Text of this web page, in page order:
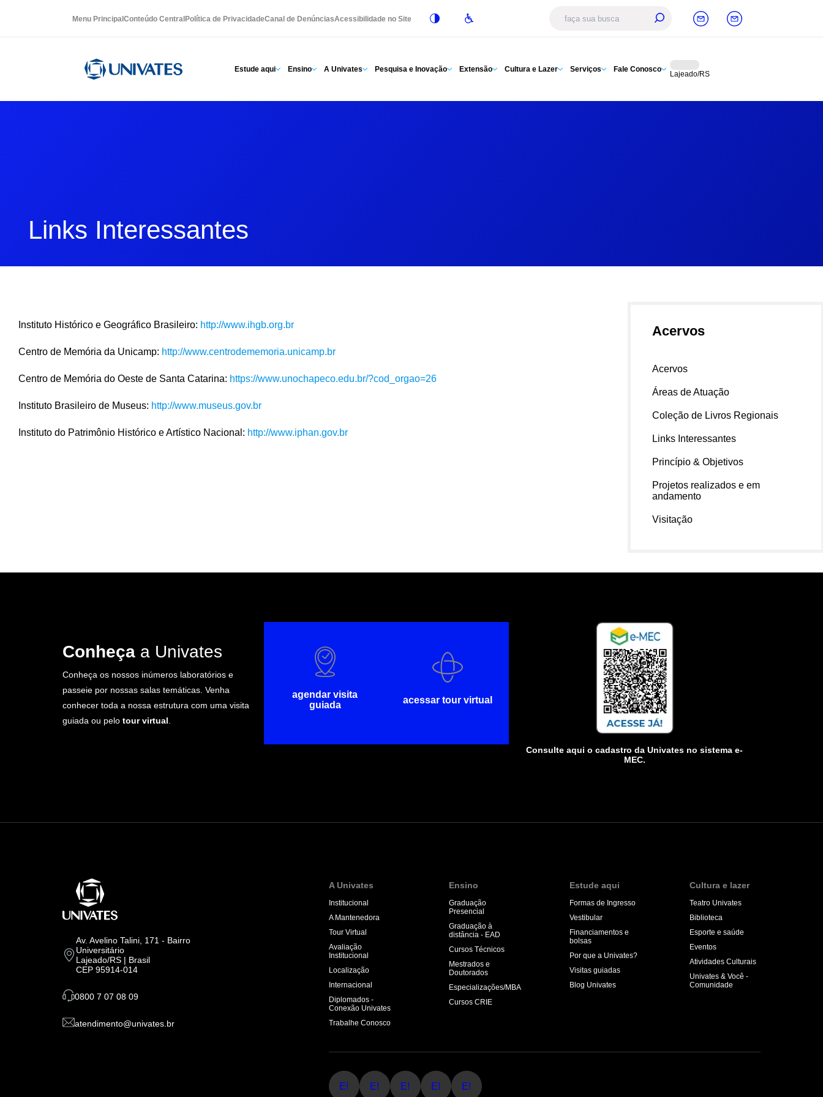
Menu Principal Conteúdo Central Política de PrivacidadeCanal de DenúnciasAcessibilidade no Site
Estude aqui Ensino A Univates Pesquisa e Inovação Extensão Cultura e Lazer Serviços Fale Conosco
Lajeado/RS
Links Interessantes
Instituto Histórico e Geográfico Brasileiro: http://www.ihgb.org.br
Centro de Memória da Unicamp: http://www.centrodememoria.unicamp.br
Centro de Memória do Oeste de Santa Catarina: https://www.unochapeco.edu.br/?cod_orgao=26
Instituto Brasileiro de Museus: http://www.museus.gov.br
Instituto do Patrimônio Histórico e Artístico Nacional: http://www.iphan.gov.br
Acervos
Acervos
Áreas de Atuação
Coleção de Livros Regionais
Links Interessantes
Princípio & Objetivos
Projetos realizados e em
andamento
Visitação
Conheça a Univates
Conheça os nossos inúmeros laboratórios e
passeie por nossas salas temáticas. Venha
conhecer toda a nossa estrutura com uma visita
guiada ou pelo tour virtual
agendar visita
guiada
acessar tour virtual
Consulte aqui o cadastro da Univates no sistema e-
MEC.
Av. Avelino Talini, 171 - Bairro
Universitário
Lajeado/RS | Brasil
CEP 95914-014
0800 7 07 08 09
atendimento@univates.br
A Univates
Institucional
A Mantenedora
Tour Virtual
Avaliação
Institucional
Localização
Internacional
Diplomados -
Conexão Univates
Trabalhe Conosco
Ensino
Graduação
Presencial
Graduação à
distância - EAD
Cursos Técnicos
Mestrados e
Doutorados
Especializações/MBA
Cursos CRIE
Estude aqui
Formas de Ingresso
Vestibular
Financiamentos e
bolsas
Por que a Univates?
Visitas guiadas
Blog Univates
Cultura e lazer
Teatro Univates
Biblioteca
Esporte e saúde
Eventos
Atividades Culturais
Univates & Você -
Comunidade
E! E! E! E! E!